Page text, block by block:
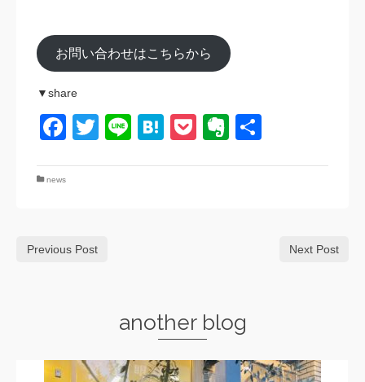
お問い合わせはこちらから
▼share
Facebook
Twitter
LineHatena
PocketEvernote
news
Previous Post Next Post
another blog